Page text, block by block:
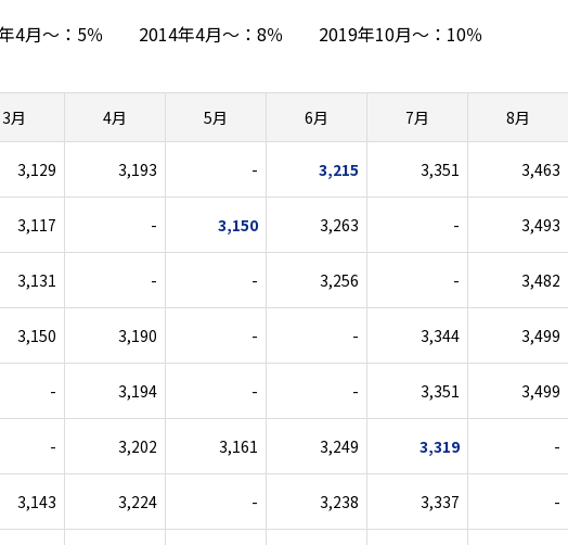
4月～：5％ 2014年4月～：8％ 2019年10月～：10％
3月 4月 5月 6月 7月 8月
3,129 3,193 - 3,215 3,351 3,463
3,117 - 3,150 3,263 - 3,493
3,131 - - 3,256 - 3,482
3,150 3,190 - - 3,344 3,499
- 3,194 - - 3,351 3,499
- 3,202 3,161 3,249 3,319 -
3,143 3,224 - 3,238 3,337 -